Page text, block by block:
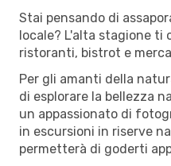
Stai pensando di
locale? L'alta stagione ti
ristoranti, bistrot e
Per gli amanti della
di esplorare la bellezza
un appassionato di
in escursioni in riserve
permetterà di goderti